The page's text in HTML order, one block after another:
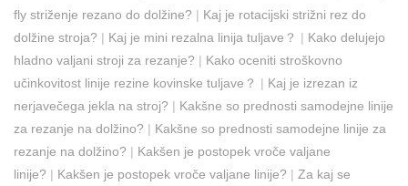
fly striženje rezano do dolžine? | Kaj je rotacijski strižni rez do
dolžine stroja? | Kaj je mini rezalna linija tuljave？ | Kako delujejo
hladno valjani stroji za rezanje? | Kako oceniti stroškovno
učinkovitost linije rezine kovinske tuljave？ | Kaj je izrezan iz
nerjavečega jekla na stroj? | Kakšne so prednosti samodejne linije
za rezanje na dolžino? | Kakšne so prednosti samodejne linije za
rezanje na dolžino? | Kakšen je postopek vroče valjane
linije? | Kakšen je postopek vroče valjane linije? | Za kaj se